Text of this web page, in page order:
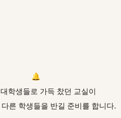
🔔
학생들로 가득 찼던 교실이
른 학생들을 반길 준비를 합니다.